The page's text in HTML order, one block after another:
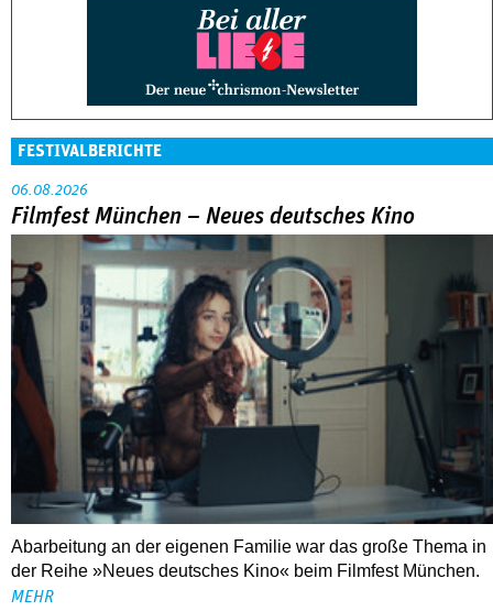
FESTIVALBERICHTE
06.08.2026
Filmfest München – Neues deutsches Kino
Abarbeitung an der eigenen Familie war das große Thema in
der Reihe »Neues deutsches Kino« beim Filmfest München.
MEHR